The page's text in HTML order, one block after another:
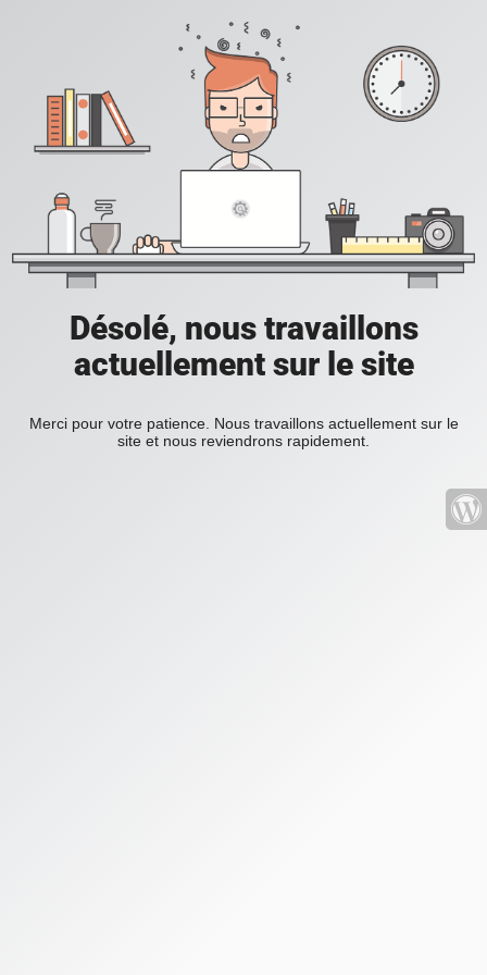
Désolé, nous travaillons
actuellement sur le site
Merci pour votre patience. Nous travaillons actuellement sur le
site et nous reviendrons rapidement.